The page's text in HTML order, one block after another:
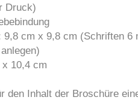
Druck)
9,8 cm x 9,8 cm (Schriften 6
10,4 cm
den Inhalt der Broschüre